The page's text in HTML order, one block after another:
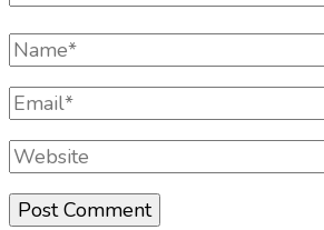
Full
Name
Email
Website